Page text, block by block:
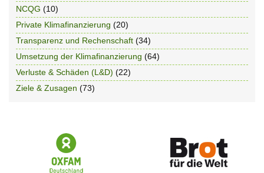
NCQG (10)
Private Klimafinanzierung (20)
Transparenz und Rechenschaft (34)
Umsetzung der Klimafinanzierung (64)
Verluste & Schäden (L&D) (22)
Ziele & Zusagen (73)